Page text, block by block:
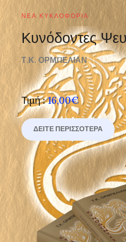
ΝΈΑ ΚΥΚΛΟΦΟΡΊΑ
Κυνόδοντες
Τ.Κ. ΟΡΜΠΕΛΙΑΝ
Τιμή : 16,00€
ΔΕΊΤΕ ΠΕΡΙΣΣΌΤΕΡΑ